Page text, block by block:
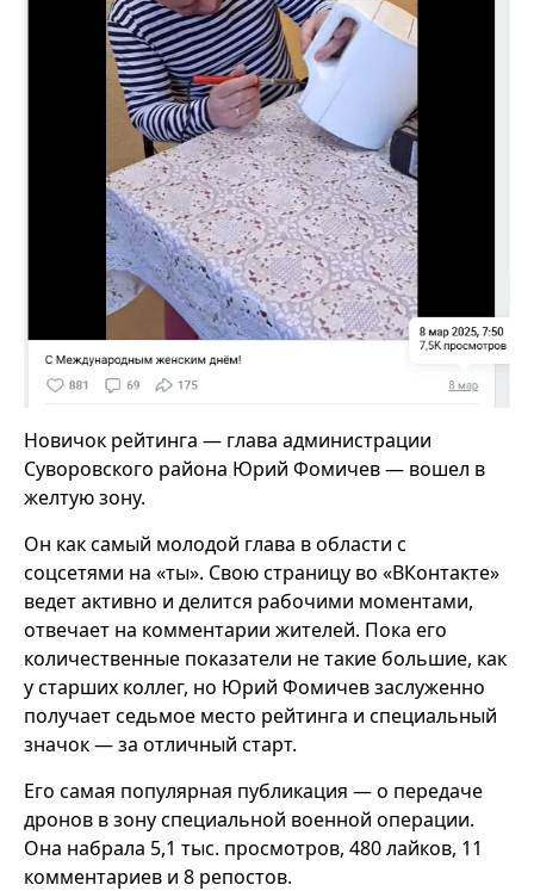
Новичок рейтинга — глава администрации
Суворовского района Юрий Фомичев — вошел в
желтую зону.
Он как самый молодой глава в области с
соцсетями на «ты». Свою страницу во «ВКонтакте»
ведет активно и делится рабочими моментами,
отвечает на комментарии жителей. Пока его
количественные показатели не такие большие, как
у старших коллег, но Юрий Фомичев заслуженно
получает седьмое место рейтинга и специальный
значок — за отличный старт.
Его самая популярная публикация — о передаче
дронов в зону специальной военной операции.
Она набрала 5,1 тыс. просмотров, 480 лайков, 11
комментариев и 8 репостов.